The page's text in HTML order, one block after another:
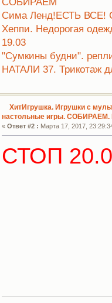
Сима Ленд!ЕСТЬ ВСЕ!
Хеппи. Недорогая
19.03
"Сумкины будни".
НАТАЛИ 37. Трикотаж
ХитИгрушка. Игрушки с
настольные игры.
«Ответ #2 : Марта 17, 2017,
СТОП